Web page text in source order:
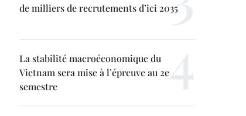
de milliers de recrutements d’ici 2035
La stabilité macroéconomique du
Vietnam sera mise à l’épreuve au 2e
semestre